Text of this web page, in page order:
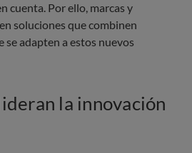
cuenta. Por ello, marcas y
soluciones que combinen
se adapten a estos nuevos
la innovación